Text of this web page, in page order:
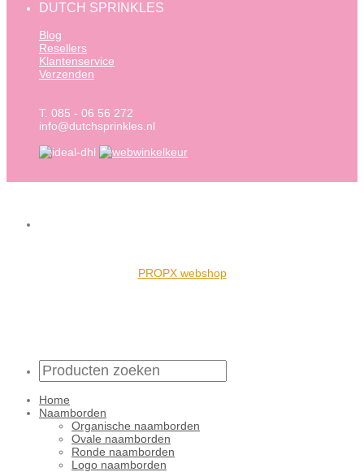
DUTCH SPRINKLES
Blog
Resellers
Klantenservice
Verzenden
T. 085 - 06 56 272
info@dutchsprinkles.nl
PROPX webshop
Home
Naamborden
Organische naamborden
Ovale naamborden
Ronde naamborden
Logo naamborden